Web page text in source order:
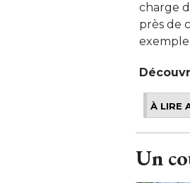
charge
près de
exemple.
À LIRE
Un